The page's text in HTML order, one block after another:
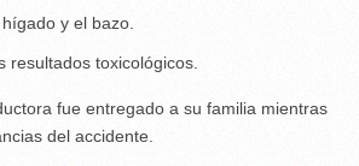
y el bazo.
resultados toxicológicos.
fue entregado a su familia mientras
del accidente.